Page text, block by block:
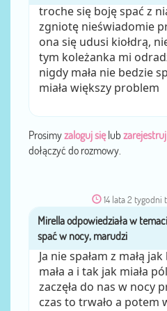
troche się boję spać z
zgniotę nieświadomie
ona się udusi kiołdrą,
tym koleżanka mi
nigdy mała nie bedzie
miała większy problem
Prosimyzaloguj sięlub
dołączyć do rozmowy.
14 lata 2 tygodni
przez
Ja nie spałam z małą
mała a i tak jak miała
zaczęła do nas w nocy
czas to trwało a potem